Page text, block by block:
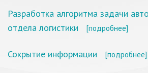
Разработка алгоритма задачи
отдела логистики
[подробнее]
Сокрытие информации [подробнее]